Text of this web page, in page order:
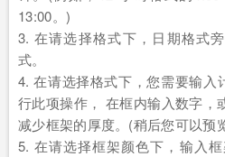
13:00。)
3. 在请选择格式下，日期格式
式。
4. 在请选择格式下，您需要输入
行此项操作， 在框内输入数字，
减少框架的厚度。(稍后您可以预
5. 在请选择框架颜色下，输入